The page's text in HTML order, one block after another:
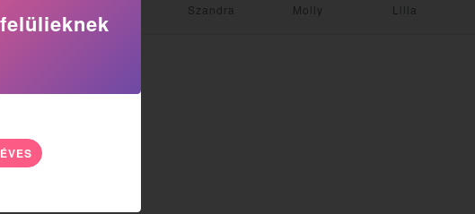
Szandra Molly Lilla